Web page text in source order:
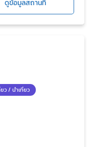
ดูข้อมูลสถานที่
ว / นำเที่ยว